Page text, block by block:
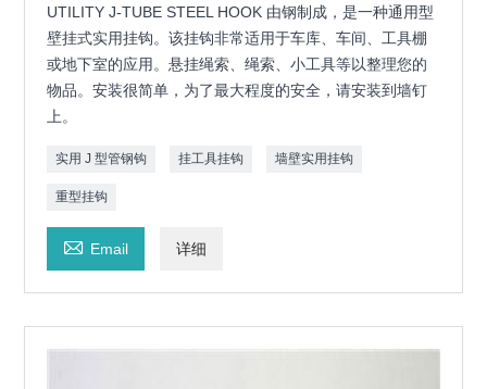
UTILITY J-TUBE STEEL HOOK 由钢制成，是一种通用型
壁挂式实用挂钩。该挂钩非常适用于车库、车间、工具棚
或地下室的应用。悬挂绳索、绳索、小工具等以整理您的
物品。安装很简单，为了最大程度的安全，请安装到墙钉
上。
实用 J 型管钢钩 挂工具挂钩 墙壁实用挂钩
重型挂钩
 Email 详细